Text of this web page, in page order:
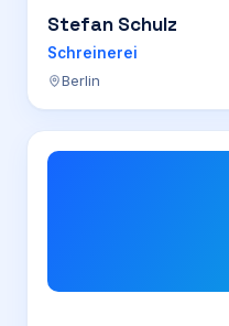
Stefan Schulz
Schreinerei
Berlin